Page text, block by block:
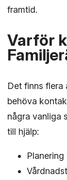
framtid.
Varför
Det finns flera
behöva
några vanliga
till hjälp: